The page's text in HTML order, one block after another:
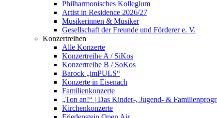
Philharmonisches Kollegium
Artist in Residence 2026/27
Musikerinnen & Musiker
Gesellschaft der Freunde und Förderer e. V.
Konzertreihen
Alle Konzerte
Konzertreihe A / SiKos
Konzertreihe B / SoKos
Barock „imPULS“
Konzerte in Eisenach
Familienkonzerte
„Ton an!“ | Das Kinder-, Jugend- &
Kirchenkonzerte